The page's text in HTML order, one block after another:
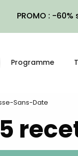
PROMO : -
Programme
Sans-Date